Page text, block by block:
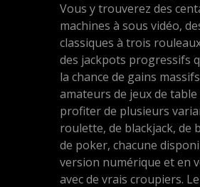
Vous y trouverez des
machines à sous vidéo,
classiques à trois
des jackpots progressifs
la chance de gains
amateurs de jeux de
profiter de plusieurs
roulette, de blackjack, de
de poker, chacune
version numérique et en
avec de vrais croupiers.